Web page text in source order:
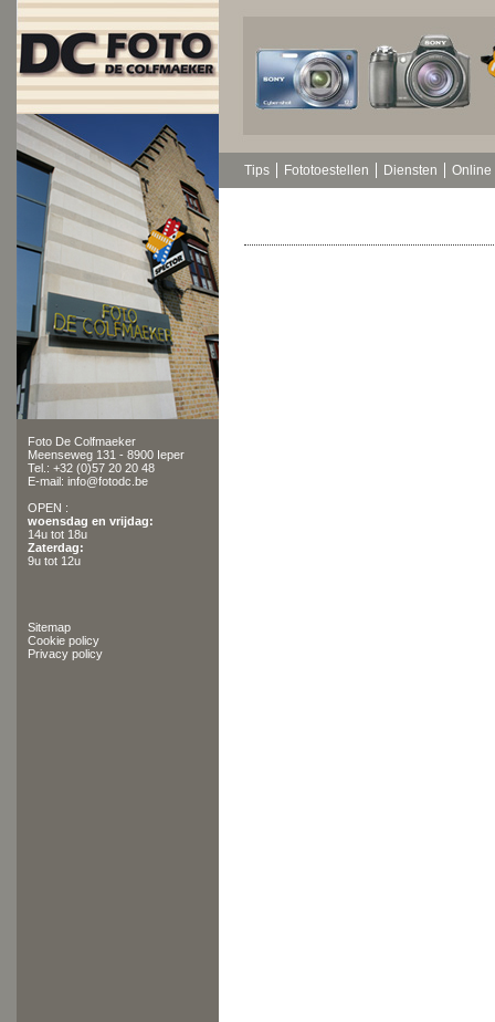
Foto De Colfmaeker
Meenseweg 131 - 8900 Ieper
Tel.: +32 (0)57 20 20 48
E-mail: info@fotodc.be
OPEN :
woensdag en vrijdag:
14u tot 18u
Zaterdag:
9u tot 12u
Sitemap
Cookie policy
Privacy policy
Tips Fototoestellen Diensten Online